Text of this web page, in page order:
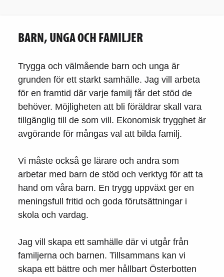
BARN, UNGA OCH FAMILJER
Trygga och välmående barn och unga är
grunden för ett starkt samhälle. Jag vill arbeta
för en framtid där varje familj får det stöd de
behöver. Möjligheten att bli föräldrar skall vara
tillgänglig till de som vill. Ekonomisk trygghet är
avgörande för mångas val att bilda familj.
Vi måste också ge lärare och andra som
arbetar med barn de stöd och verktyg för att ta
hand om våra barn. En trygg uppväxt ger en
meningsfull fritid och goda förutsättningar i
skola och vardag.
Jag vill skapa ett samhälle där vi utgår från
familjerna och barnen. Tillsammans kan vi
skapa ett bättre och mer hållbart Österbotten